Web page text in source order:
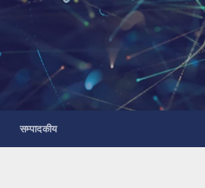
सम्पादकीय